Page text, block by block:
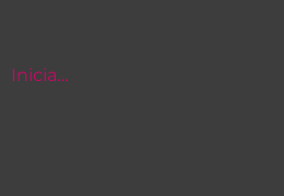
Iniciar Sesión